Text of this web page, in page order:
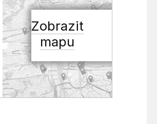
Zobrazit
mapu